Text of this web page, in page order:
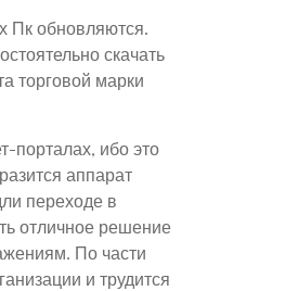
Пк обновляются.
скачать
торговой марки
порталах, ибо это
аппарат
переходе в
отличное решение
По части
и трудится